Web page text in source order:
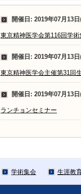
開催日: 2019年07月13
東京精神医学会第116回学術
開催日: 2019年07月13
東京精神医学会主催第31回
開催日: 2019年07月13
ランチョンセミナー
学術集会 生涯教